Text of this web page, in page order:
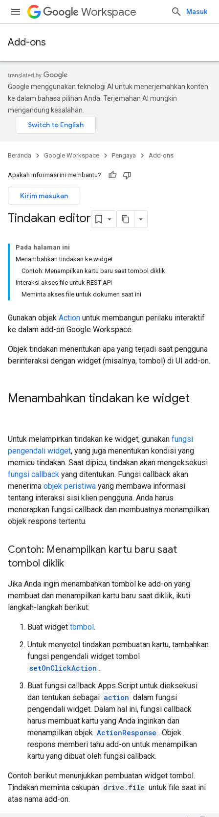
Workspace Masuk
Add-ons
Google menggunakan teknologi AI untuk menerjemahkan konten
ke dalam bahasa pilihan Anda. Terjemahan AI mungkin
mengandung kesalahan.
Beranda Google Workspace Pengaya Add-ons
Apakah informasi ini membantu?
Kirim masukan
Tindakan editor
Pada halaman ini
Menambahkan tindakan ke widget
Contoh: Menampilkan kartu baru saat tombol diklik
Interaksi akses file untuk REST API
Meminta akses file untuk dokumen saat ini
Gunakan objek Action untuk membangun perilaku interaktif
ke dalam add-on Google Workspace.
Objek tindakan menentukan apa yang terjadi saat pengguna
berinteraksi dengan widget (misalnya, tombol) di UI add-on.
Menambahkan tindakan ke widget
Untuk melampirkan tindakan ke widget, gunakan fungsi
pengendali widget, yang juga menentukan kondisi yang
memicu tindakan. Saat dipicu, tindakan akan mengeksekusi
fungsi callback yang ditentukan. Fungsi callback akan
menerima objek peristiwa yang membawa informasi
tentang interaksi sisi klien pengguna. Anda harus
menerapkan fungsi callback dan membuatnya menampilkan
objek respons tertentu.
Contoh: Menampilkan kartu baru saat
tombol diklik
Jika Anda ingin menambahkan tombol ke add-on yang
membuat dan menampilkan kartu baru saat diklik, ikuti
langkah-langkah berikut:
Buat widget tombol.
Untuk menyetel tindakan pembuatan kartu, tambahkan
fungsi pengendali widget tombol
setOnClickAction .
Buat fungsi callback Apps Script untuk dieksekusi
dan tentukan sebagai action dalam fungsi
pengendali widget. Dalam hal ini, fungsi callback
harus membuat kartu yang Anda inginkan dan
menampilkan objek ActionResponse . Objek
respons memberi tahu add-on untuk menampilkan
kartu yang dibuat oleh fungsi callback.
Contoh berikut menunjukkan pembuatan widget tombol.
Tindakan meminta cakupan drive.file untuk file saat ini
atas nama add-on.